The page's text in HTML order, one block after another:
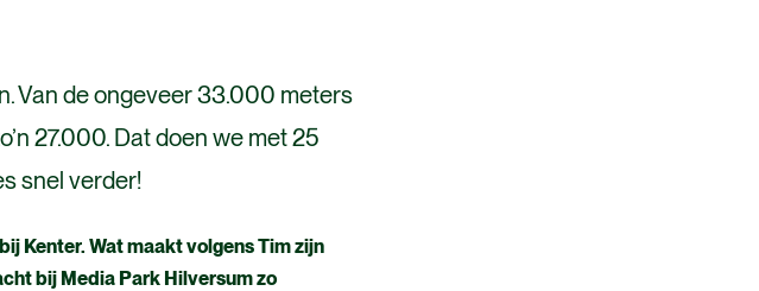
Van de ongeveer 33.000 meters
27.000. Dat doen we met 25
snel verder!
Kenter. Wat maakt volgens Tim zijn
bij Media Park Hilversum zo